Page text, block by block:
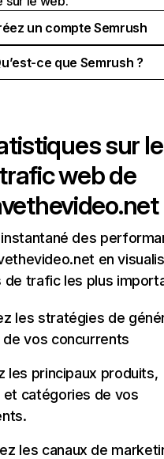
un compte Semrush
ce que Semrush ?
sur le
trafic web de
des
en
de trafic les plus
les stratégies de
vos concurrents
les principaux produits,
catégories de vos
les canaux de